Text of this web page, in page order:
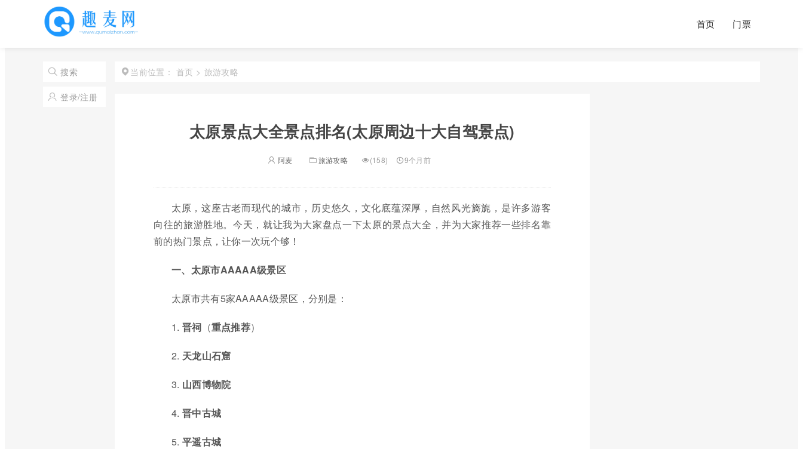
首页 门票
搜索
登录/注册
当前位置： 首页 > 旅游攻略
太原景点大全景点排名(太原周边十大自驾景点)
阿麦 旅游攻略 (158) 9个月前
太原，这座古老而现代的城市，历史悠久，文化底蕴深厚，自然风光旖旎，是许多游客
向往的旅游胜地。今天，就让我为大家盘点一下太原的景点大全，并为大家推荐一些排名靠
前的热门景点，让你一次玩个够！
一、太原市AAAAA级景区
太原市共有5家AAAAA级景区，分别是：
1. 晋祠 （重点推荐）
2. 天龙山石窟
3. 山西博物院
4. 晋中古城
5. 平遥古城